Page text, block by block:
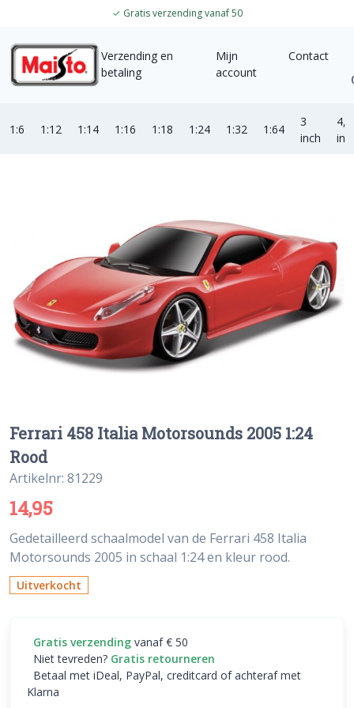
✓ Gratis verzending vanaf 50
Verzending en
betaling
Mijn
account
Contact
1:6 1:12 1:14 1:16 1:18 1:24 1:32 1:64
3
inch
4,5
Ferrari 458 Italia Motorsounds 2005 1:24
Rood
Artikelnr: 81229
14,95
Gedetailleerd schaalmodel van de Ferrari 458 Italia
Motorsounds 2005 in schaal 1:24 en kleur rood.
Uitverkocht
Gratis verzending vanaf € 50
Niet tevreden? Gratis retourneren
Betaal met iDeal, PayPal, creditcard of achteraf met
Klarna